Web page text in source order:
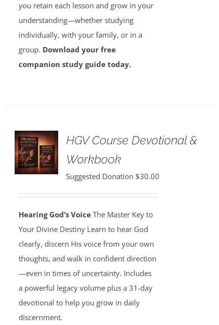
you retain each lesson and grow in your
understanding—whether studying
individually, with your family, or in a
group. Download your free
companion study guide today.
HGV Course Devotional &
Workbook
Suggested Donation $30.00
Hearing God’s VoiceThe Master Key to
Your Divine Destiny Learn to hear God
clearly, discern His voice from your own
thoughts, and walk in confident direction
—even in times of uncertainty. Includes
a powerful legacy volume plus a 31-day
devotional to help you grow in daily
discernment.